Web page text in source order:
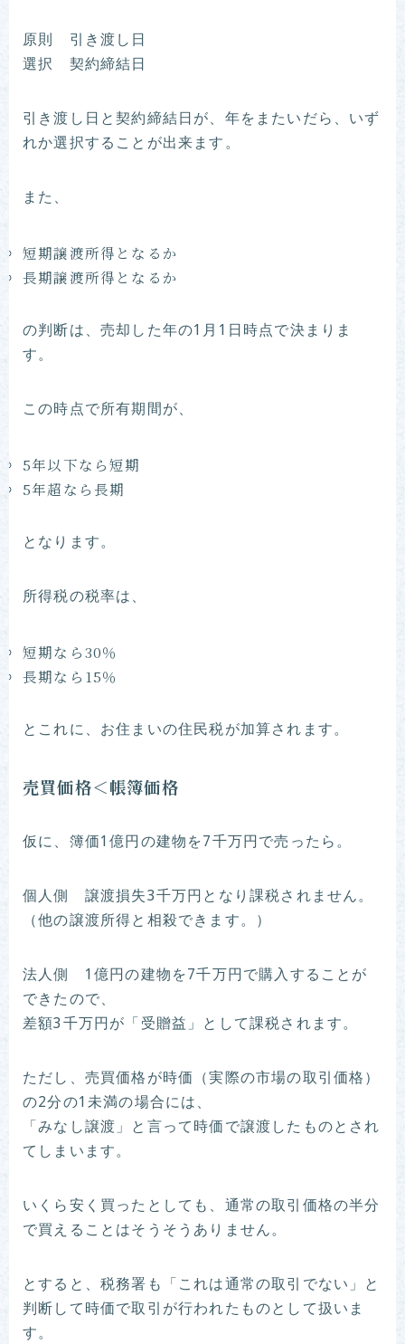
原則 引き渡し日
選択 契約締結日
引き渡し日と契約締結日が、年をまたいだら、いず
れか選択することが出来ます。
また、
短期譲渡所得となるか
長期譲渡所得となるか
の判断は、売却した年の1月1日時点で決まりま
す。
この時点で所有期間が、
5年以下なら短期
5年超なら長期
となります。
所得税の税率は、
短期なら30％
長期なら15％
とこれに、お住まいの住民税が加算されます。
売買価格＜帳簿価格
仮に、簿価1億円の建物を7千万円で売ったら。
個人側 譲渡損失3千万円となり課税されません。
（他の譲渡所得と相殺できます。）
法人側 1億円の建物を7千万円で購入することが
できたので、
差額3千万円が「受贈益」として課税されます。
ただし、売買価格が時価（実際の市場の取引価格）
の2分の1未満の場合には、
「みなし譲渡」と言って時価で譲渡したものとされ
てしまいます。
いくら安く買ったとしても、通常の取引価格の半分
で買えることはそうそうありません。
とすると、税務署も「これは通常の取引でない」と
判断して時価で取引が行われたものとして扱いま
す。